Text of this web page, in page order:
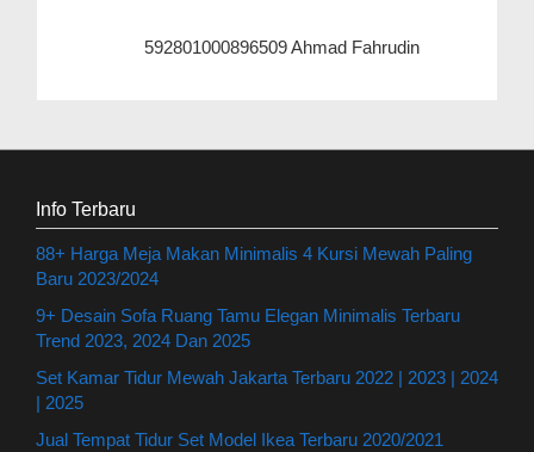
592801000896509 Ahmad Fahrudin
Info Terbaru
88+ Harga Meja Makan Minimalis 4 Kursi Mewah Paling
Baru 2023/2024
9+ Desain Sofa Ruang Tamu Elegan Minimalis Terbaru
Trend 2023, 2024 Dan 2025
Set Kamar Tidur Mewah Jakarta Terbaru 2022 | 2023 | 2024
| 2025
Jual Tempat Tidur Set Model Ikea Terbaru 2020/2021